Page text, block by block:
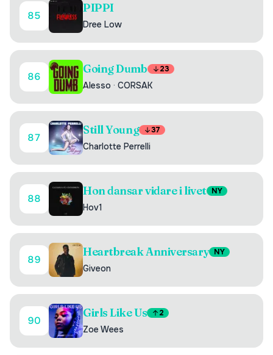
85
PIPPI
Dree Low
86
Going Dumb 23
Alesso · CORSAK
87
Still Young 37
Charlotte Perrelli
88
Hon dansar vidare i livet NY
Hov1
89
Heartbreak Anniversary NY
Giveon
90
Girls Like Us 2
Zoe Wees